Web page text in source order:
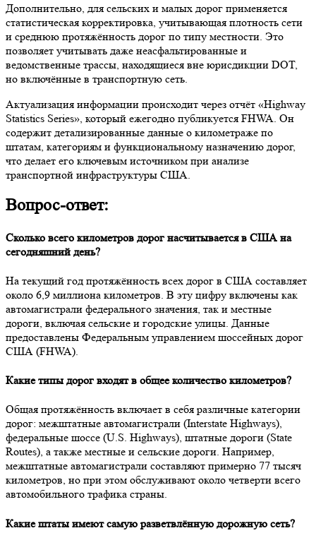
Дополнительно, для сельских и малых дорог применяется
статистическая корректировка, учитывающая плотность сети
и среднюю протяжённость дорог по типу местности. Это
позволяет учитывать даже неасфальтированные и
ведомственные трассы, находящиеся вне юрисдикции DOT,
но включённые в транспортную сеть.
Актуализация информации происходит через отчёт «Highway
Statistics Series», который ежегодно публикуется FHWA. Он
содержит детализированные данные о километраже по
штатам, категориям и функциональному назначению дорог,
что делает его ключевым источником при анализе
транспортной инфраструктуры США.
Вопрос-ответ:
Сколько всего километров дорог насчитывается в США на
сегодняшний день?
На текущий год протяжённость всех дорог в США составляет
около 6,9 миллиона километров. В эту цифру включены как
автомагистрали федерального значения, так и местные
дороги, включая сельские и городские улицы. Данные
предоставлены Федеральным управлением шоссейных дорог
США (FHWA).
Какие типы дорог входят в общее количество километров?
Общая протяжённость включает в себя различные категории
дорог: межштатные автомагистрали (Interstate Highways),
федеральные шоссе (U.S. Highways), штатные дороги (State
Routes), а также местные и сельские дороги. Например,
межштатные автомагистрали составляют примерно 77 тысяч
километров, но при этом обслуживают около четверти всего
автомобильного трафика страны.
Какие штаты имеют самую разветвлённую дорожную сеть?